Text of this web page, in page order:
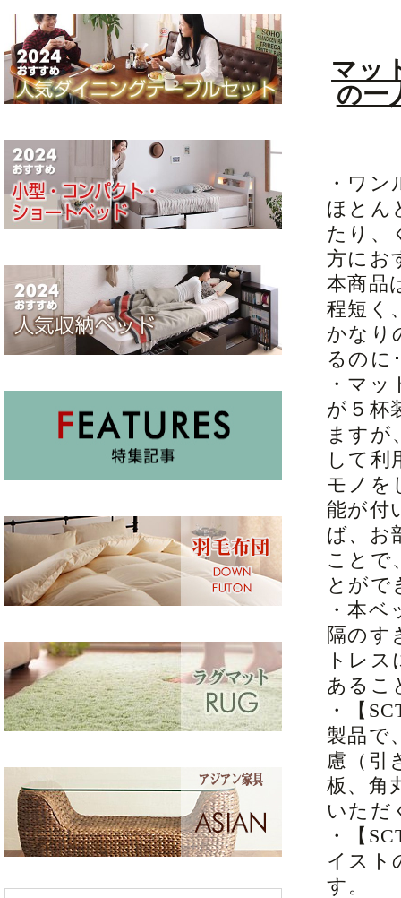
マッ
の一
・ワ
ほとん
たり、
方にお
本商品
程短く
かなり
るのに
・マ
が５杯
ますが
して利
モノを
能が付
ば、お
ことで
とがで
・本
隔のす
トレ
あるこ
・【
製品で
慮（引
板、角
いただ
・【
イスト
す。